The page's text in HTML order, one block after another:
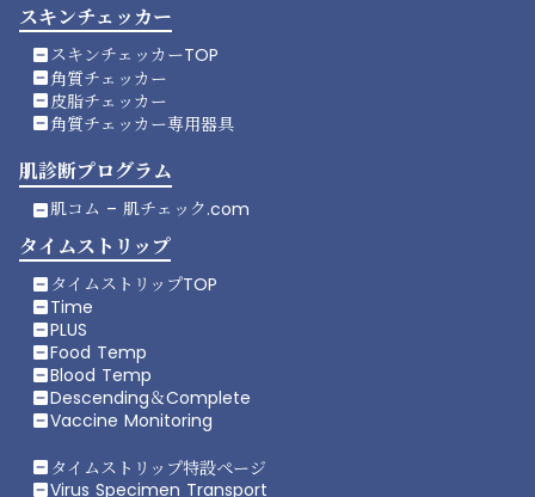
Smartchip Inc.
スキンチェッカー
indeterminate_check_boxスキンチェッカーTOP
indeterminate_check_box角質チェッカー
indeterminate_check_box 皮脂チェッカー
indeterminate_check_box角質チェッカー専用器具
肌診断プログラム
indeterminate_check_box肌コム – 肌チェック.com
タイムストリップ
indeterminate_check_box タイムストリップTOP
indeterminate_check_boxTime
indeterminate_check_boxPLUS
indeterminate_check_boxFood Temp
indeterminate_check_boxBlood Temp
indeterminate_check_boxDescending＆Complete
indeterminate_check_boxVaccine Monitoring
indeterminate_check_box タイムストリップ特設ページ
indeterminate_check_boxVirus Specimen Transport